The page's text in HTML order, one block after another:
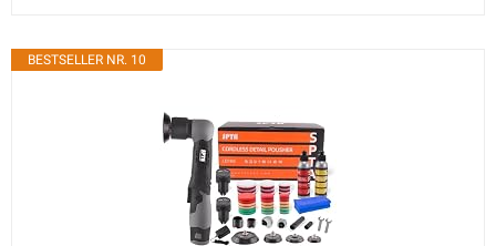
BESTSELLER NR. 10